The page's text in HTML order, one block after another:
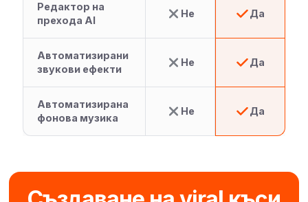
Редактор на
прехода AI
Не Да
Автоматизирани
звукови ефекти
Не Да
Автоматизирана
фонова музика
Не Да